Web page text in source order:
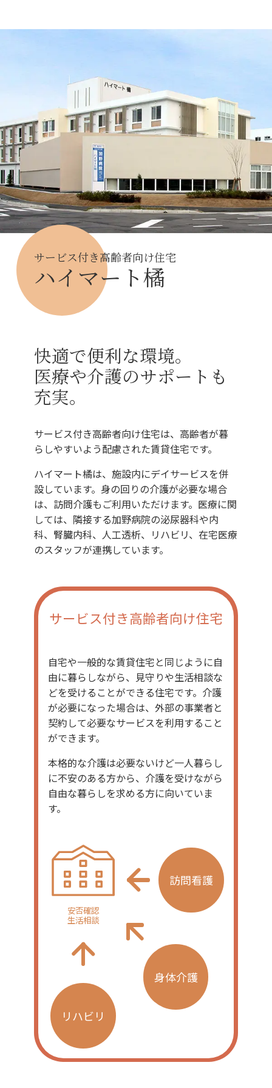
サービス付き高齢者向け住宅
ハイマート橘
快適で便利な環境。
医療や介護のサポートも
充実。
サービス付き高齢者向け住宅は、高齢者が暮
らしやすいよう配慮された賃貸住宅です。
ハイマート橘は、施設内にデイサービスを併
設しています。身の回りの介護が必要な場合
は、訪問介護もご利用いただけます。医療に関
しては、隣接する加野病院の泌尿器科や内
科、腎臓内科、人工透析、リハビリ、在宅医療
のスタッフが連携しています。
サービス付き高齢者向け住宅
自宅や一般的な賃貸住宅と同じように自
由に暮らしながら、見守りや生活相談な
どを受けることができる住宅です。介護
が必要になった場合は、外部の事業者と
契約して必要なサービスを利用すること
ができます。
本格的な介護は必要ないけど一人暮らし
に不安のある方から、介護を受けながら
自由な暮らしを求める方に向いていま
す。
安否確認
生活相談
訪問看護
リハビリ
身体介護